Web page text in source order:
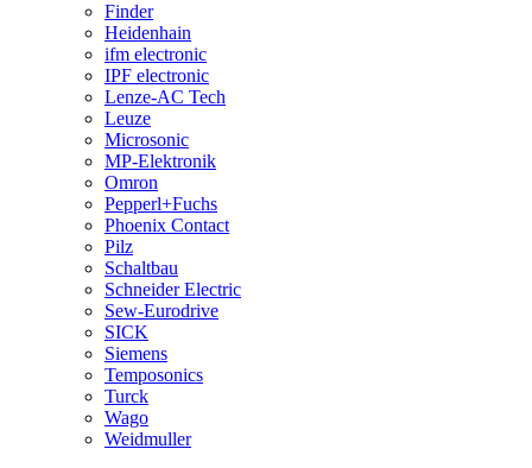
Finder
Heidenhain
ifm electronic
IPF electronic
Lenze-AC Tech
Leuze
Microsonic
MP-Elektronik
Omron
Pepperl+Fuchs
Phoenix Contact
Pilz
Schaltbau
Schneider Electric
Sew-Eurodrive
SICK
Siemens
Temposonics
Turck
Wago
Weidmuller